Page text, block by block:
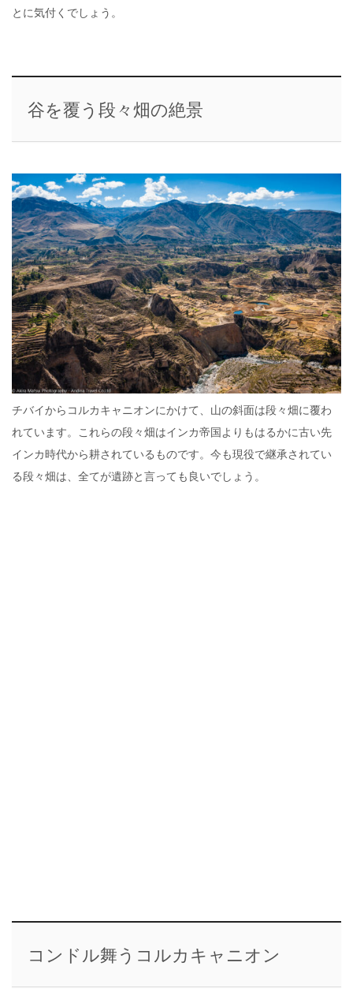
とに気付くでしょう。
谷を覆う段々畑の絶景
チバイからコルカキャニオンにかけて、山の斜面は段々畑に覆わ
れています。これらの段々畑はインカ帝国よりもはるかに古い先
インカ時代から耕されているものです。今も現役で継承されてい
る段々畑は、全てが遺跡と言っても良いでしょう。
コンドル舞うコルカキャニオン